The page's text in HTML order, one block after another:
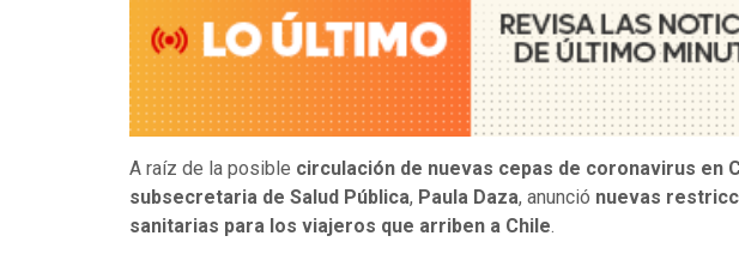
A raíz de la posible circulación de nuevas cepas de coronavirus en
subsecretaria de Salud Pública, Paula Daza, anunció nuevas
sanitarias para los viajeros que arriben a Chile.